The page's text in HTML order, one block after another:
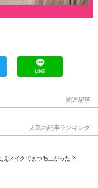
関連記事
人気の記事ランキング
メイクでまつ毛上がった？